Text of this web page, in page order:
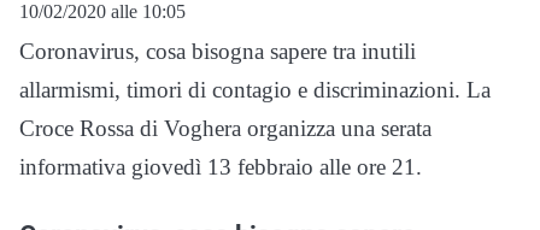
10/02/2020 alle 10:05
Coronavirus, cosa bisogna sapere tra inutili
allarmismi, timori di contagio e discriminazioni. La
Croce Rossa di Voghera organizza una serata
informativa giovedì 13 febbraio alle ore 21.